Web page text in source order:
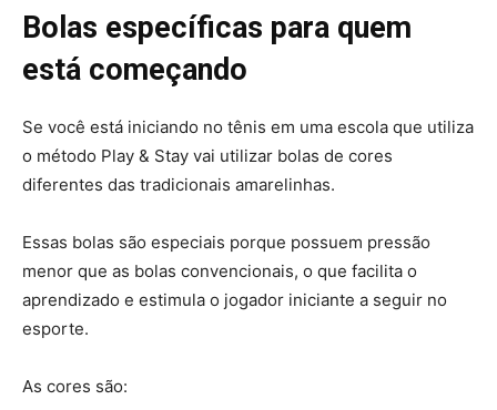
Bolas específicas para quem
está começando
Se você está iniciando no tênis em uma escola que utiliza
o método Play & Stay vai utilizar bolas de cores
diferentes das tradicionais amarelinhas.
Essas bolas são especiais porque possuem pressão
menor que as bolas convencionais, o que facilita o
aprendizado e estimula o jogador iniciante a seguir no
esporte.
As cores são: